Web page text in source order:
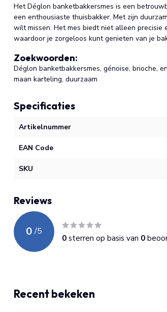
Het Déglon banketbakkersmes is een
een enthousiaste thuisbakker. Met zijn
wilt missen. Het mes biedt niet alleen precisie
waardoor je zorgeloos kunt genieten van je
Zoekwoorden:
Déglon banketbakkersmes, génoise, brioche,
maan karteling, duurzaam
Specificaties
Artikelnummer
EAN Code
SKU
Reviews
0 /5
0sterren op basis van 0
Recent bekeken